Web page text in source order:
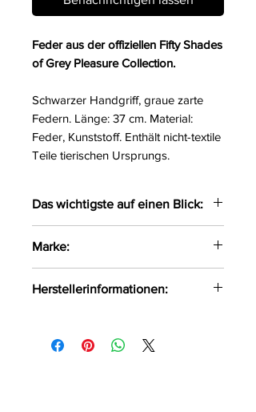
Feder aus der offiziellen Fifty Shades
of Grey Pleasure Collection.
Schwarzer Handgriff, graue zarte
Federn. Länge: 37 cm. Material:
Feder, Kunststoff. Enthält nicht-textile
Teile tierischen Ursprungs.
Das wichtigste auf einen Blick:
Für kitzelige Vorspiele
Marke:
Herstellerinformationen:
Hermann-Blankenstein-Str. 5